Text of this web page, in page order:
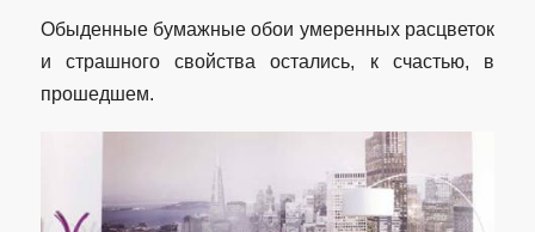
Обыденные бумажные обои умеренных расцветок
и страшного свойства остались, к счастью, в
прошедшем.